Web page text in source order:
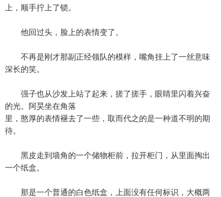
上，顺手拧上了锁。
他回过头，脸上的表情变了。
不再是刚才那副正经领队的模样，嘴角挂上了一丝意味
深长的笑。
强子也从沙发上站了起来，搓了搓手，眼睛里闪着兴奋
的光。阿昊坐在角落
里，憨厚的表情褪去了一些，取而代之的是一种道不明的期
待。
黑皮走到墙角的一个储物柜前，拉开柜门，从里面掏出
一个纸盒。
那是一个普通的白色纸盒，上面没有任何标识，大概两